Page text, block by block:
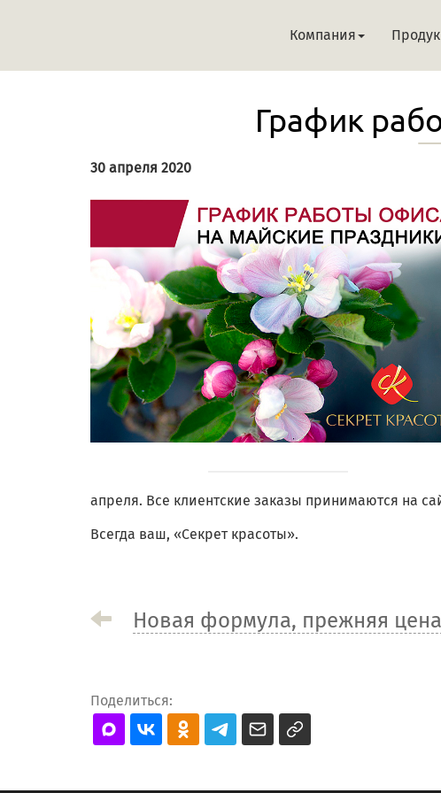
Компания
График
30 апреля 2020
апреля. Все клиентские заказы принимаются на
Всегда ваш, «Секрет красоты».
Новая формула, прежняя
Поделиться: